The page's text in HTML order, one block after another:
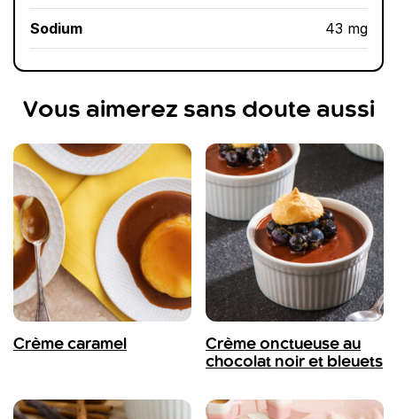
Sodium 43 mg
Vous aimerez sans doute aussi
Crème caramel
Crème onctueuse au
chocolat noir et bleuets